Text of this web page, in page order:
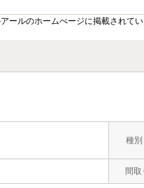
ルのホームぺージに掲載されてい
種
間取